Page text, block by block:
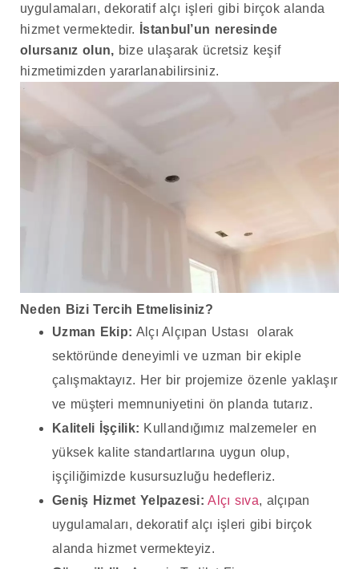
uygulamaları, dekoratif alçı işleri gibi birçok alanda
hizmet vermektedir.
İstanbul’un neresinde
olursanız olun, bize ulaşarak ücretsiz keşif
hizmetimizden yararlanabilirsiniz.
Neden Bizi Tercih Etmelisiniz?
Uzman Ekip: Alçı Alçıpan Ustası olarak
sektöründe deneyimli ve uzman bir ekiple
çalışmaktayız. Her bir projemize özenle yaklaşır
ve müşteri memnuniyetini ön planda tutarız.
Kaliteli İşçilik: Kullandığımız malzemeler en
yüksek kalite standartlarına uygun olup,
işçiliğimizde kusursuzluğu hedefleriz.
Geniş Hizmet Yelpazesi: Alçı sıva, alçıpan
uygulamaları, dekoratif alçı işleri gibi birçok
alanda hizmet vermekteyiz.